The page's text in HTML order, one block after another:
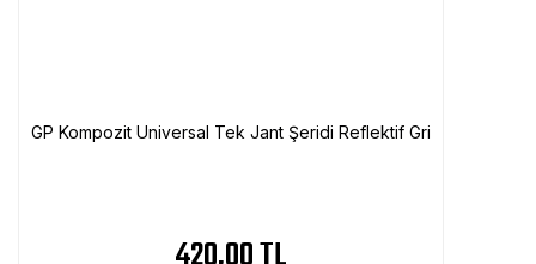
GP Kompozit Universal Tek Jant Şeridi Reflektif Gri